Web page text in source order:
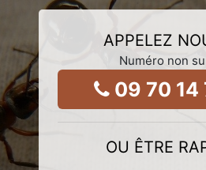
APPELEZ
Numéro non
09 70 14
OU ÊTRE